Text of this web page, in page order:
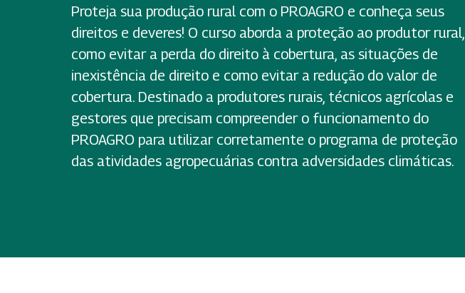
Proteja sua produção rural com o PROAGRO e conheça seus
direitos e deveres! O curso aborda a proteção ao produtor rural,
como evitar a perda do direito à cobertura, as situações de
inexistência de direito e como evitar a redução do valor de
cobertura. Destinado a produtores rurais, técnicos agrícolas e
gestores que precisam compreender o funcionamento do
PROAGRO para utilizar corretamente o programa de proteção
das atividades agropecuárias contra adversidades climáticas.